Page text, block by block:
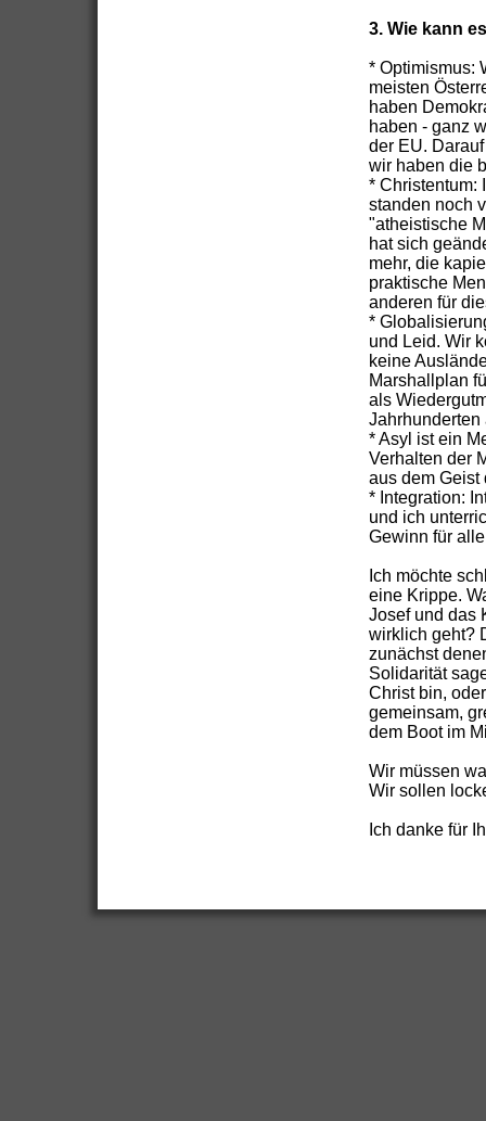
3. Wie kann
* Optimismus:
meisten
haben
haben - ganz
der EU.
wir haben die
* Christentum:
standen noch
"atheistische
hat sich
mehr, die
praktische
anderen für
*
und Leid. Wir
keine
Marshallplan
als
Jahrhunderten
* Asyl ist ein
Verhalten der
aus dem Geist
* Integration:
und ich
Gewinn für
Ich möchte
eine Krippe.
Josef und das
wirklich geht?
zunächst
Solidarität
Christ bin,
gemeinsam,
dem Boot im
Wir müssen
Wir sollen
Ich danke für